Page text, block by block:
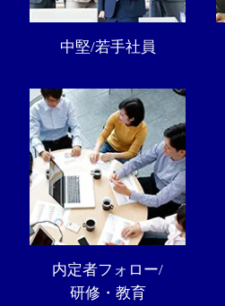
中堅/若手社員
内定者フォロー/
研修・教育